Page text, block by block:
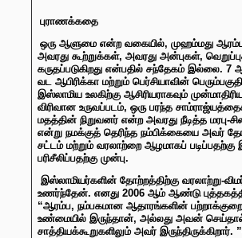
புராணக்கதை
ஒரு ஆளுமை என்ற வகையில், முஹம்மது
அவரது கூற்றுக்கள், அவரது அன்புகள்,
கருதப்படுகிறது என்பதில் சந்தேகம் இல்லை. 7
வட ஆபிரிக்கா மற்றும் பெர்சியாவின்
இஸ்லாமிய உலகிற்கு ஆசிரியராகவும்
விரிவான உருவப்படம், ஒரு பரந்த
மதத்தின் நிறுவனர் என்ற அவரது நீடித்த
என்று நமக்குத் தெரிந்த நம்பிக்கையை அவர்
சட்டம் மற்றும் வரலாற்றை ஆழமாகப்
பரிசீலிப்பதற்கு முன்பு.
இஸ்லாமியர்களின் தோற்றத்திற்கு வரலாற்று-
உணர்ந்தேன். எனது 2006 ஆம் ஆண்டு
“ஆரம்ப, நம்பகமான ஆதாரங்களின் பற்றாக்குறை”
உண்மையில் இருந்தான், அல்லது அவன்
சாத்தியக்கூறுகளிலும் அவர்